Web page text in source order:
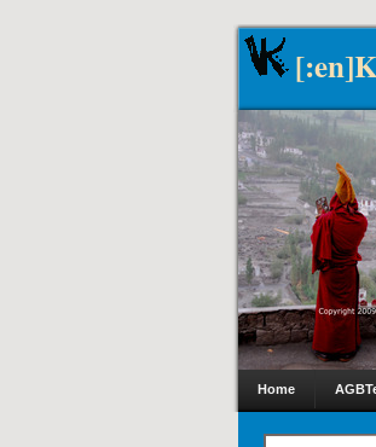
Home AGB